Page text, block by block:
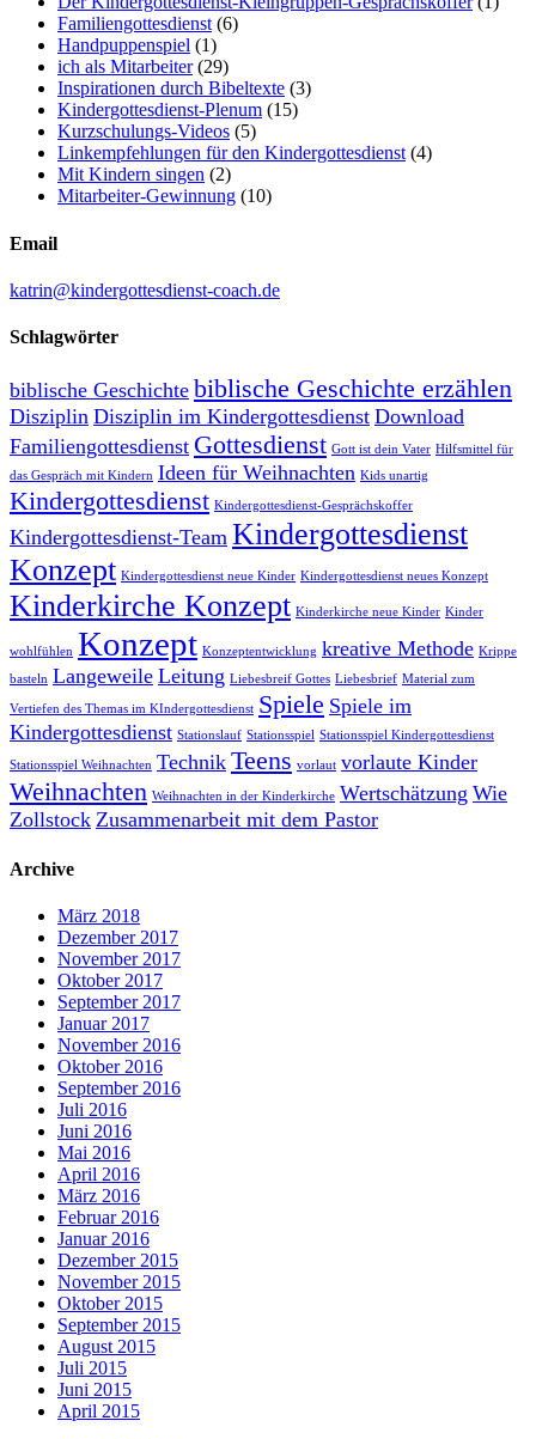
Familiengottesdienst (6)
Handpuppenspiel (1)
ich als Mitarbeiter(29)
Inspirationen durch Bibeltexte (3)
Kindergottesdienst-Plenum (15)
Kurzschulungs-Videos (5)
Linkempfehlungen für den Kindergottesdienst (4)
Mit Kindern singen (2)
Mitarbeiter-Gewinnung (10)
Email
katrin@kindergottesdienst-coach.de
Schlagwörter
biblische Geschichte biblische Geschichte erzählen
Disziplin Disziplin im Kindergottesdienst Download
Familiengottesdienst Gottesdienst Gott ist dein Vater Hilfsmittel für
das Gespräch mit Kindern Ideen für Weihnachten Kids unartig
Kindergottesdienst Kindergottesdienst-Gesprächskoffer
Kindergottesdienst-Team Kindergottesdienst
Konzept Kindergottesdienst neue Kinder Kindergottesdienst neues Konzept
Kinderkirche Konzept Kinderkirche neue Kinder Kinder
wohlfühlen Konzept Konzeptentwicklung kreative Methode Krippe
basteln Langeweile Leitung Liebesbreif Gottes Liebesbrief Material zum
Vertiefen des Themas im KIndergottesdienst Spiele Spiele im
Kindergottesdienst Stationslauf Stationsspiel Stationsspiel Kindergottesdienst
Stationsspiel Weihnachten Technik Teens vorlaut vorlaute Kinder
Weihnachten Weihnachten in der Kinderkirche Wertschätzung Wie
Zollstock Zusammenarbeit mit dem Pastor
Archive
März 2018
Dezember 2017
November 2017
Oktober 2017
September 2017
Januar 2017
November 2016
Oktober 2016
September 2016
Juli 2016
Juni 2016
Mai 2016
April 2016
März 2016
Februar 2016
Januar 2016
Dezember 2015
November 2015
Oktober 2015
September 2015
August 2015
Juli 2015
Juni 2015
April 2015